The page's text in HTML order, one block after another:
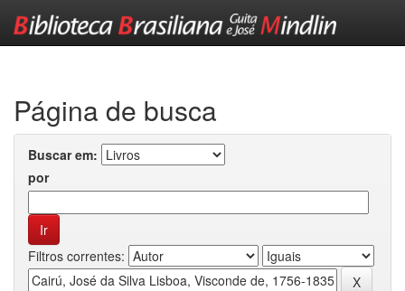
Página de busca
Buscar em:
por
Filtros correntes: